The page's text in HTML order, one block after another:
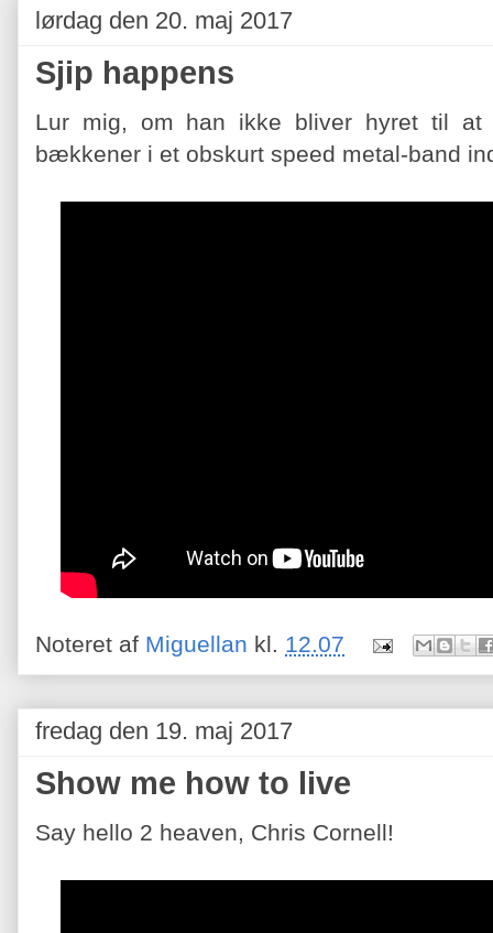
lørdag den 20. maj 2017
Sjip happens
Lur mig, om han ikke bliver hyret til at
bækkener i et obskurt speed metal-band
Noteret af Miguellan kl. 12.07
fredag den 19. maj 2017
Show me how to live
Say hello 2 heaven, Chris Cornell!